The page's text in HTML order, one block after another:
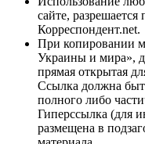
сайте,
Корреспондент.net.
При копировании
Украины и мира»,
прямая открытая
Ссылка должна
полного либо
Гиперссылка (для
размещена в